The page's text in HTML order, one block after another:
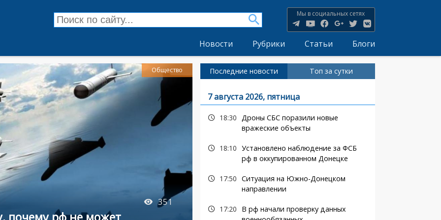
Мы в социальных сетях
Новости Рубрики Статьи Блоги
351
Общество Последние новости Топ за сутки
7 августа 2026, пятница
18:30 Дроны СБС поразили новые
вражеские объекты
18:10 Установлено наблюдение за ФСБ
рф в оккупированном Донецке
17:50 Ситуация на Южно-Донецком
направлении
17:20
В рф начали проверку данных